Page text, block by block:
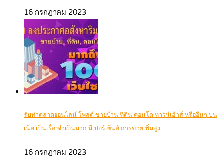
16 กรกฎาคม 2023
รับทำตลาดออนไลน์ โพสต์ ขายบ้าน ที่ดิน คอนโด ทาวน์เฮ้าส์ หรืออื่นๆ บน
เน็ต เป็นเรื่องจำเป็นมาก มีเปอร์เซ็นต์ การขายเพิ่มสูง
16 กรกฎาคม 2023